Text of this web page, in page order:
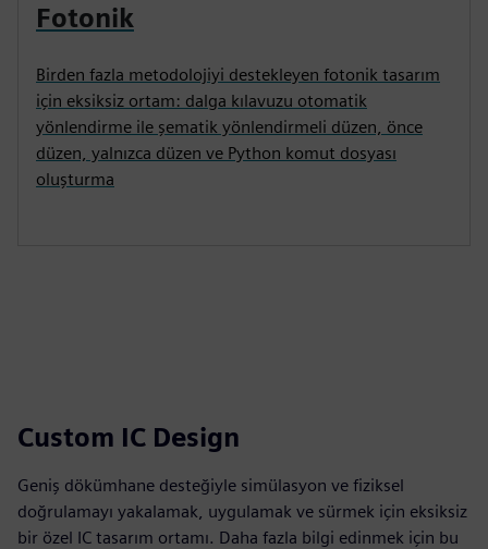
Fotonik
Birden fazla metodolojiyi destekleyen fotonik tasarım
için eksiksiz ortam: dalga kılavuzu otomatik
yönlendirme ile şematik yönlendirmeli düzen, önce
düzen, yalnızca düzen ve Python komut dosyası
oluşturma
Custom IC Design
Geniş dökümhane desteğiyle simülasyon ve fiziksel
doğrulamayı yakalamak, uygulamak ve sürmek için eksiksiz
bir özel IC tasarım ortamı. Daha fazla bilgi edinmek için bu